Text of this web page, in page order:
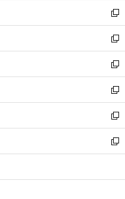
で
開
く
ド
ウ
で
開
く
ィ
ン
ド
ウ
で
開
く
い
ウ
ィ
ン
ド
ウ
で
開
く
新
し
い
ウ
ィ
ン
ド
ウ
で
開
く
新
し
い
ウ
ィ
ン
ド
ウ
で
開
新
し
い
ウ
ィ
ン
ド
ウ
開
新
し
い
ウ
ィ
ン
ウ
新
し
い
ウ
ン
新
し
ウ